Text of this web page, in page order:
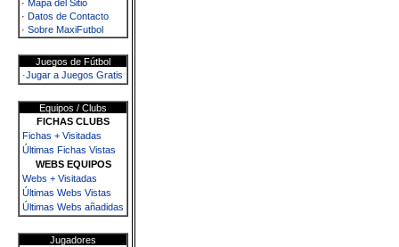
· Mapa del Sitio
· Datos de Contacto
· Sobre MaxiFutbol
Juegos de Fútbol
·Jugar a Juegos Gratis
Equipos / Clubs
FICHAS CLUBS
Fichas + Visitadas
Últimas Fichas Vistas
WEBS EQUIPOS
Webs + Visitadas
Últimas Webs Vistas
Últimas Webs añadidas
Jugadores